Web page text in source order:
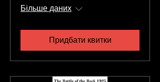
Більше даних
Придбати квитки